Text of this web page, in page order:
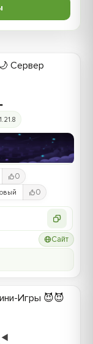
Сервер
0
0
Сайт
Игры 😈😈
◀️